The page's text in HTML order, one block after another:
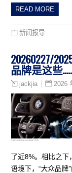
READ MORE
新闻报导
20260227/
品牌是这些
jackjia 2026
了近8%。相比之下
语境下，“大众品牌